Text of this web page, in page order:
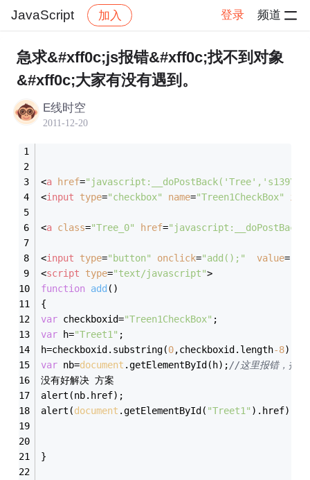
JavaScript 加入 登录 频道
社区 JavaScript 帖子详情
急求&#xff0c;js报错&#xff0c;找不到对象
&#xff0c;大家有没有遇到。
E线时空
2011-12-20
<a href=
<input type="checkbox" name="Treen1CheckBox" id
<a class="Tree_0" href=
<input type="button" onclick="add();" value=
<script type="text/javascript">
function add ( )
{
var checkboxid="Treen1CheckBox" ;
var h="Treet1" ;
h=checkboxid.substring(0,checkboxid.length-8)
var nb=document .getElementById(h);//这里报错，找不
没有好解决 方案
alert(nb.href);
alert(document .getElementById( "Treet1" ).href);
}